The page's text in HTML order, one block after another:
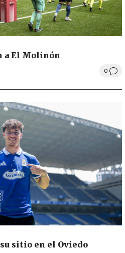
a El Molinón
0
sitio en el Oviedo